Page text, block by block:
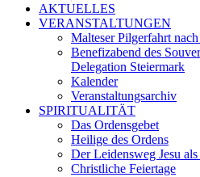
AKTUELLES
VERANSTALTUNGEN
Malteser Pilgerfahrt
Benefizabend des
Delegation Steiermark
Kalender
Veranstaltungsarchiv
SPIRITUALITÄT
Das Ordensgebet
Heilige des Ordens
Der Leidensweg Jesu
Christliche Feiertage